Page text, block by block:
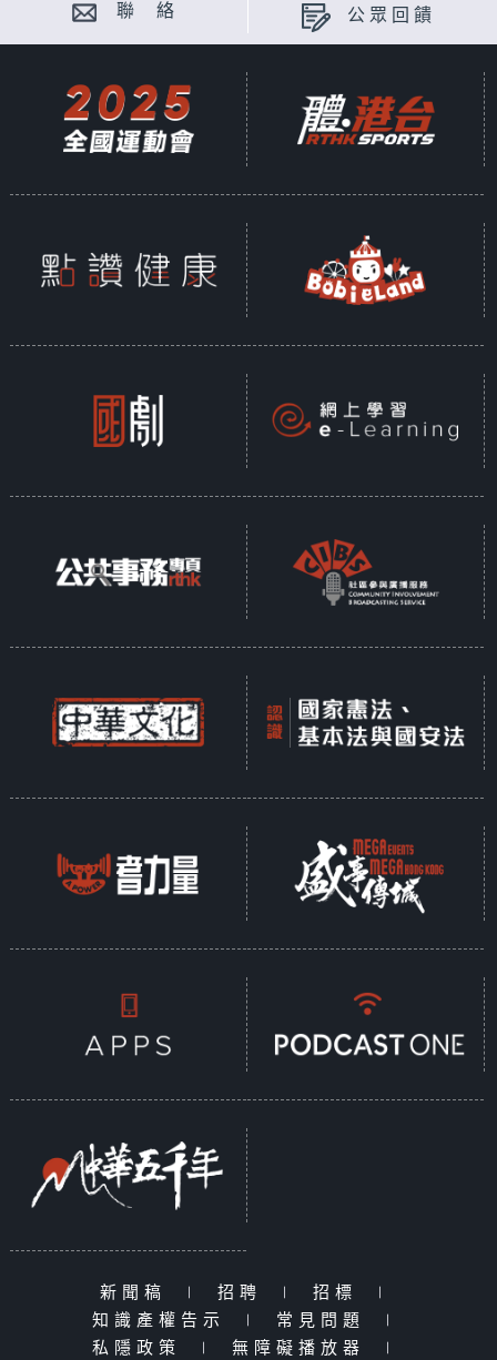
聯 絡 公眾回饋
新聞稿 | 招聘 | 招標
|
知識產權告示
| 常見問題
|
私隱政策
| 無障礙播放器 |